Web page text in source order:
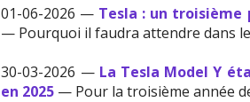
01-06-2026 — Tesla : un troisième
— Pourquoi il faudra attendre dans
30-03-2026 — La Tesla Model Y
en 2025 — Pour la troisième année